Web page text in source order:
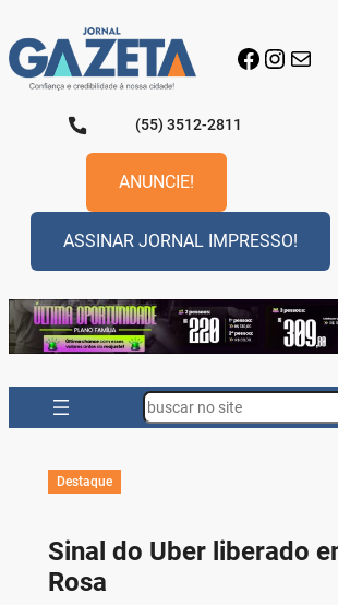
para
o
conteúdo
Facebook
E-mail
(55) 3512-2811
ANUNCIE!
ASSINAR JORNAL IMPRESSO!
Search
Destaque
Sinal do Uber liberado
Rosa